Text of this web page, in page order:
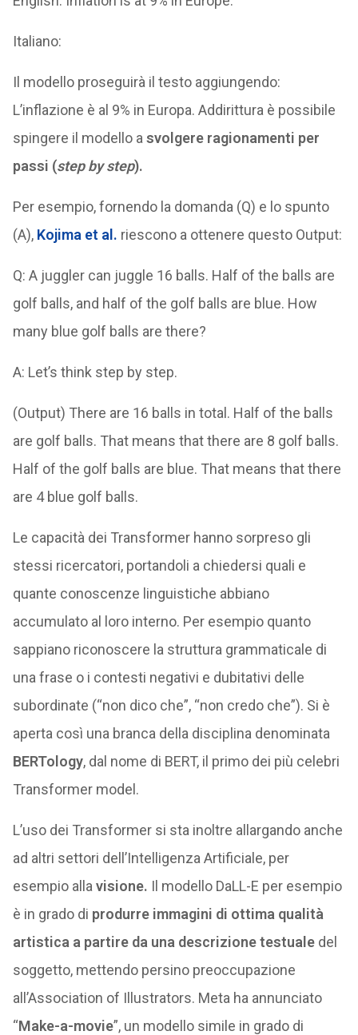
Italiano:
Il modello proseguirà il testo aggiungendo:
L’inflazione è al 9% in Europa. Addirittura è possibile
spingere il modello a svolgere ragionamenti per
passi (step by step).
Per esempio, fornendo la domanda (Q) e lo spunto
(A), Kojima et al. riescono a ottenere questo Output:
Q: A juggler can juggle 16 balls. Half of the balls are
golf balls, and half of the golf balls are blue. How
many blue golf balls are there?
A: Let’s think step by step.
(Output) There are 16 balls in total. Half of the balls
are golf balls. That means that there are 8 golf balls.
Half of the golf balls are blue. That means that there
are 4 blue golf balls.
Le capacità dei Transformer hanno sorpreso gli
stessi ricercatori, portandoli a chiedersi quali e
quante conoscenze linguistiche abbiano
accumulato al loro interno. Per esempio quanto
sappiano riconoscere la struttura grammaticale di
una frase o i contesti negativi e dubitativi delle
subordinate (“non dico che”, “non credo che”). Si è
aperta così una branca della disciplina denominata
BERTology, dal nome di BERT, il primo dei più celebri
Transformer model.
L’uso dei Transformer si sta inoltre allargando anche
ad altri settori dell’Intelligenza Artificiale, per
esempio alla visione. Il modello DaLL-E per esempio
è in grado di produrre immagini di ottima qualità
artistica a partire da una descrizione testualedel
soggetto, mettendo persino preoccupazione
all’Association of Illustrators. Meta ha annunciato
“Make-a-movie”, un modello simile in grado di